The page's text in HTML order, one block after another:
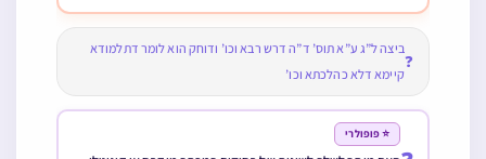
❓
ביצה ל”ג ע”א תוס’ ד”ה דרש רבא וכו’ ודוחק הוא לומר דתלמודא
קיימא דלא כהלכתא וכו’
⭐ פופולרי